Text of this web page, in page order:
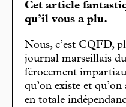
Cet article
qu’il vous a plu.
Nous, c’est CQFD,
journal marseillais
férocement
qu’on existe et
en totale